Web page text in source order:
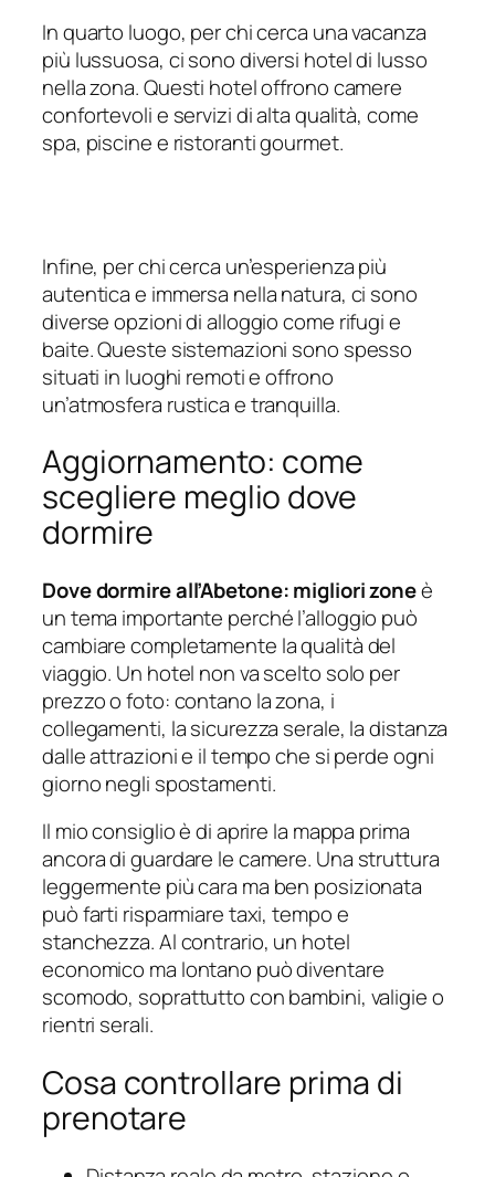
In quarto luogo, per chi cerca una vacanza
più lussuosa, ci sono diversi hotel di lusso
nella zona. Questi hotel offrono camere
confortevoli e servizi di alta qualità, come
spa, piscine e ristoranti gourmet.
Infine, per chi cerca un’esperienza più
autentica e immersa nella natura, ci sono
diverse opzioni di alloggio come rifugi e
baite. Queste sistemazioni sono spesso
situati in luoghi remoti e offrono
un’atmosfera rustica e tranquilla.
Aggiornamento: come
scegliere meglio dove
dormire
Dove dormire all’Abetone: migliori zoneè
un tema importante perché l’alloggio può
cambiare completamente la qualità del
viaggio. Un hotel non va scelto solo per
prezzo o foto: contano la zona, i
collegamenti, la sicurezza serale, la distanza
dalle attrazioni e il tempo che si perde ogni
giorno negli spostamenti.
Il mio consiglio è di aprire la mappa prima
ancora di guardare le camere. Una struttura
leggermente più cara ma ben posizionata
può farti risparmiare taxi, tempo e
stanchezza. Al contrario, un hotel
economico ma lontano può diventare
scomodo, soprattutto con bambini, valigie o
rientri serali.
Cosa controllare prima di
prenotare